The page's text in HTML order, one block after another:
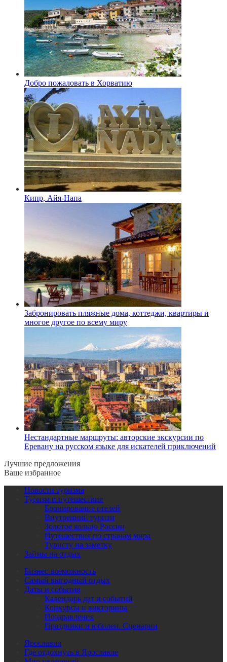
Добро пожаловать в Хорватию
Кипр, Айя-Напа
Забронировать пляжные дома, коттеджи, квартиры и
многое другое по всему миру
Нестандартные маршруты: авторские экскурсии по
Еревану на русском языке для искателей приключений
Лучшие предложения
Ваше избранное
Новости туризма
Туризм и путешествия
Бронирование отелей
Внутренний туризм
Золотое кольцо России
Путешествия по странам мира
Туристу на заметку
Займы на отдых
Бизнес-возможность
Самый выгодный отдых
Даты и события
Календарь дат и событий
Конкурсы и викторины
Поздравления
Праздники и юбилеи. Сценарии
Ярославия
Где отдохнуть в Ярославле